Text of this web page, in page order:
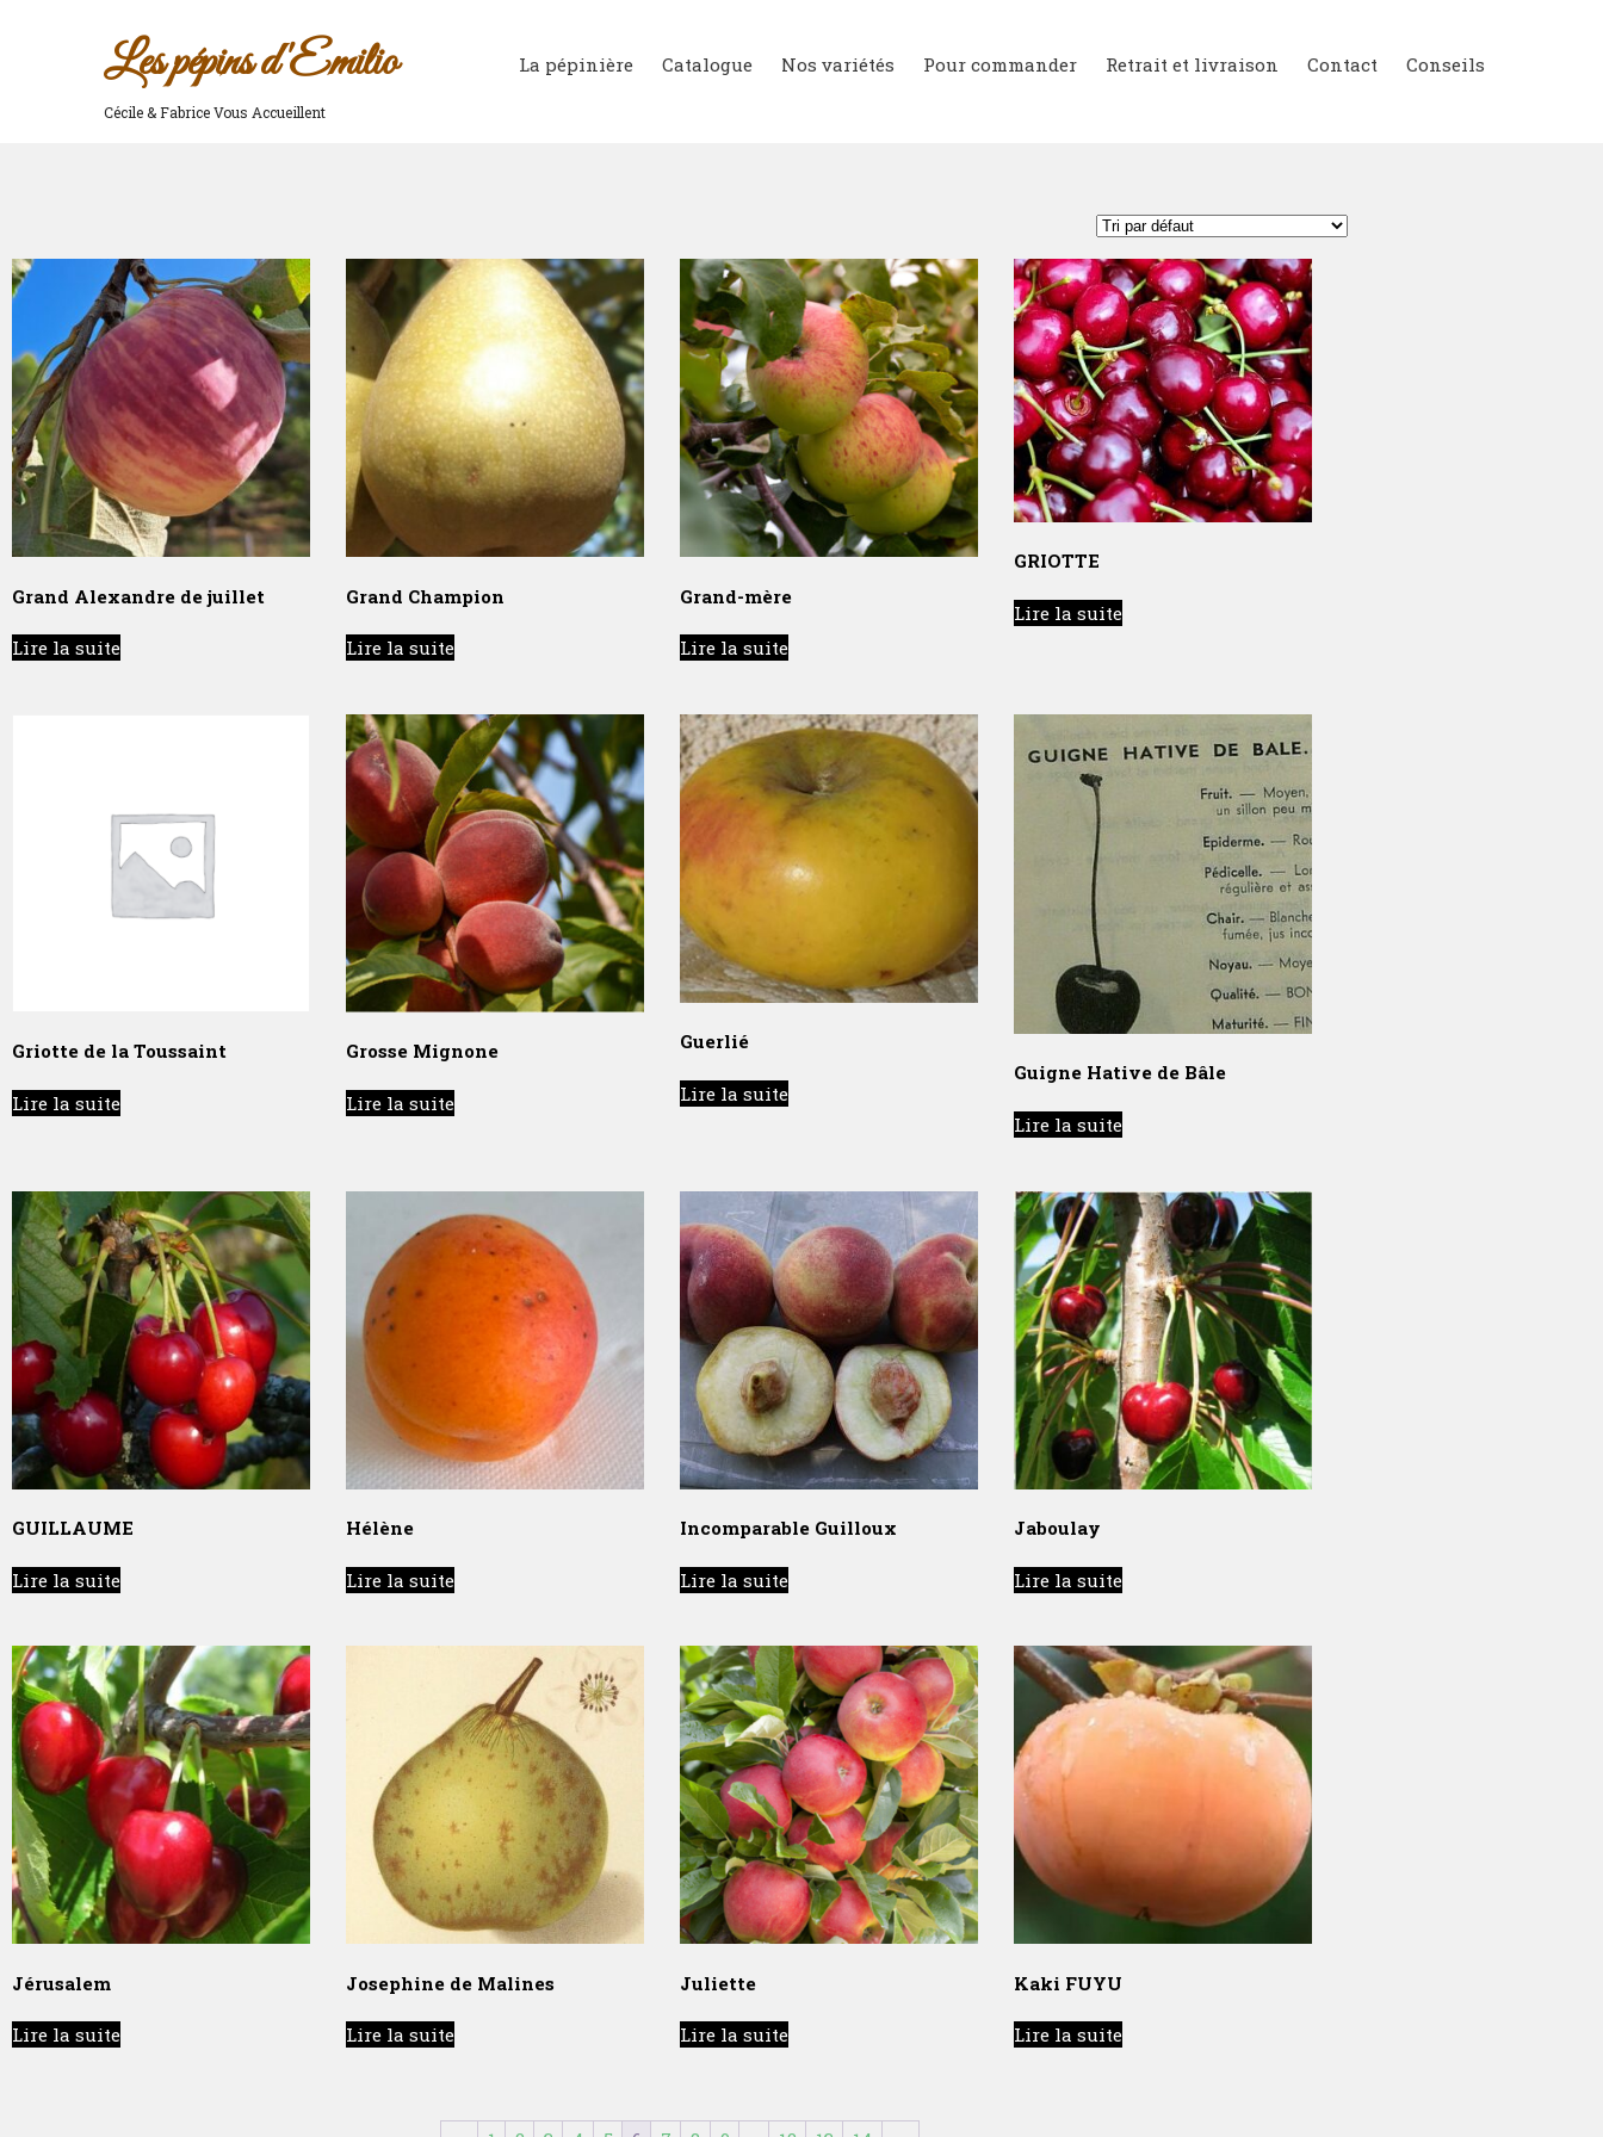
Les pépins d'Emilio
Cécile & Fabrice Vous Accueillent
La pépinière Catalogue Nos variétés Pour commander Retrait et livraison Contact Conseils
Grand Alexandre de juillet
Lire la suite
Grand Champion
Lire la suite
Grand-mère
Lire la suite
GRIOTTE
Lire la suite
Griotte de la Toussaint
Lire la suite
Grosse Mignone
Lire la suite
Guerlié
Lire la suite
Guigne Hative de Bâle
Lire la suite
GUILLAUME
Lire la suite
Hélène
Lire la suite
Incomparable Guilloux
Lire la suite
Jaboulay
Lire la suite
Jérusalem
Lire la suite
Josephine de Malines
Lire la suite
Juliette
Lire la suite
Kaki FUYU
Lire la suite